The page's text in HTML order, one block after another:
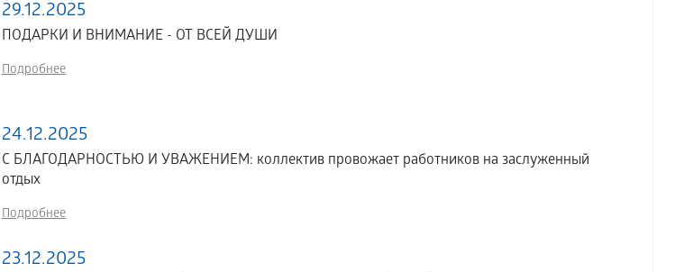
29.12.2025
ПОДАРКИ И ВНИМАНИЕ - ОТ ВСЕЙ ДУШИ
Подробнее
24.12.2025
С БЛАГОДАРНОСТЬЮ И УВАЖЕНИЕМ: коллектив провожает работников на заслуженный
отдых
Подробнее
23.12.2025